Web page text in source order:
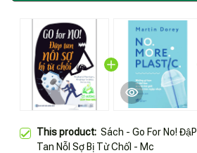
This product: Sách - Go For No! ĐậP
Tan NỗI Sợ Bị Từ ChốI - Mc